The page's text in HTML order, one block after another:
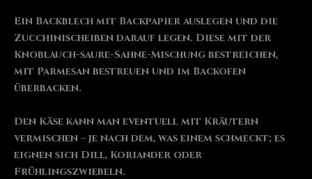
Ein Backblech mit Backpapier auslegen und die
Zucchinischeiben darauf legen. Diese mit der
Knoblauch-saure-Sahne-Mischung bestreichen,
mit Parmesan bestreuen und im Backofen
überbacken.
Den Käse kann man eventuell mit Kräutern
vermischen – je nach dem, was einem schmeckt; es
eignen sich Dill, Koriander oder
Frühlingszwiebeln.